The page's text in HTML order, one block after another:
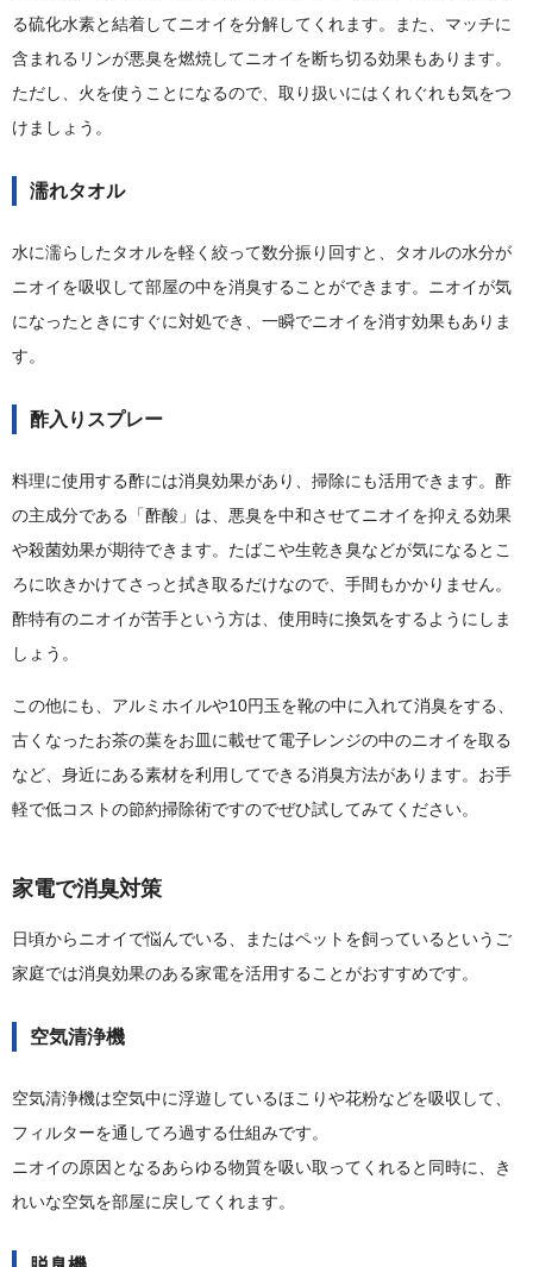
る硫化水素と結着してニオイを分解してくれます。また、マッチに
含まれるリンが悪臭を燃焼してニオイを断ち切る効果もあります。
ただし、火を使うことになるので、取り扱いにはくれぐれも気をつ
けましょう。
濡れタオル
水に濡らしたタオルを軽く絞って数分振り回すと、タオルの水分が
ニオイを吸収して部屋の中を消臭することができます。ニオイが気
になったときにすぐに対処でき、一瞬でニオイを消す効果もありま
す。
酢入りスプレー
料理に使用する酢には消臭効果があり、掃除にも活用できます。酢
の主成分である「酢酸」は、悪臭を中和させてニオイを抑える効果
や殺菌効果が期待できます。たばこや生乾き臭などが気になるとこ
ろに吹きかけてさっと拭き取るだけなので、手間もかかりません。
酢特有のニオイが苦手という方は、使用時に換気をするようにしま
しょう。
この他にも、アルミホイルや10円玉を靴の中に入れて消臭をする、
古くなったお茶の葉をお皿に載せて電子レンジの中のニオイを取る
など、身近にある素材を利用してできる消臭方法があります。お手
軽で低コストの節約掃除術ですのでぜひ試してみてください。
家電で消臭対策
日頃からニオイで悩んでいる、またはペットを飼っているというご
家庭では消臭効果のある家電を活用することがおすすめです。
空気清浄機
空気清浄機は空気中に浮遊しているほこりや花粉などを吸収して、
フィルターを通してろ過する仕組みです。
ニオイの原因となるあらゆる物質を吸い取ってくれると同時に、き
れいな空気を部屋に戻してくれます。